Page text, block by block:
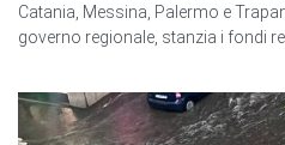
Catania, Messina, Palermo e
governo regionale, stanzia i fondi